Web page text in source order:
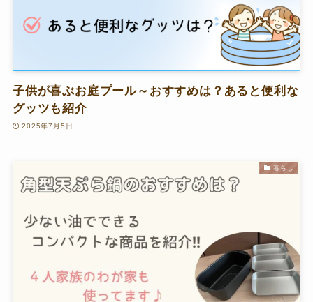
子供が喜ぶお庭プール～おすすめは？あると便利な
グッツも紹介
2025年7月5日
暮らし